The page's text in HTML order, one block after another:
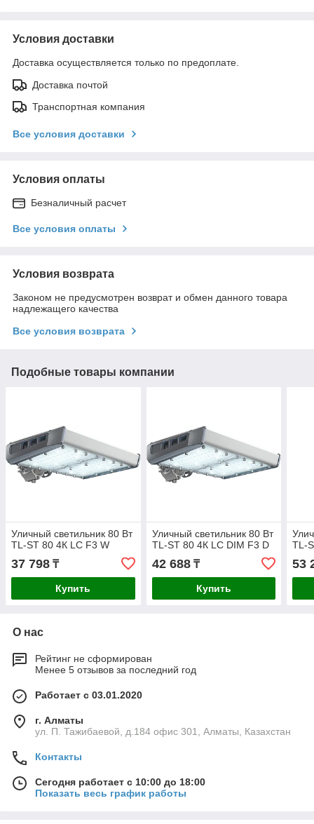
Условия доставки
Доставка осуществляется только по предоплате.
Доставка почтой
Транспортная компания
Все условия доставки
Условия оплаты
Безналичный расчет
Все условия оплаты
Условия возврата
Законом не предусмотрен возврат и обмен данного товара
надлежащего качества
Все условия возврата
Подобные товары компании
Уличный светильник 80 Вт
TL-ST 80 4К LC F3 W
37 798 ₸
Купить
Уличный светильник 80 Вт
TL-ST 80 4К LC DIM F3 D
42 688₸
Купить
TL-
53
О нас
Рейтинг не сформирован
Менее 5 отзывов за последний год
Работает с 03.01.2020
г. Алматы
ул. П. Тажибаевой, д.184 офис 301, Алматы, Казахстан
Контакты
Сегодня работает с 10:00 до 18:00
Показать весь график работы